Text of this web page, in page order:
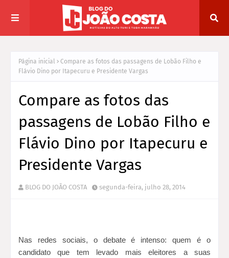
Página inicial
Compare as fotos das passagens de Lobão Filho e
Flávio Dino por Itapecuru e Presidente Vargas
Compare as fotos das
passagens de Lobão Filho e
Flávio Dino por Itapecuru e
Presidente Vargas
BLOG DO JOÃO COSTA segunda-feira, julho 28, 2014
Nas redes sociais, o debate é intenso: quem é o
candidato que tem levado mais eleitores a suas